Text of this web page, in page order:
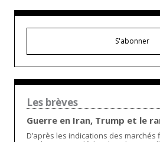
S'abonner
Les brèves
Guerre en Iran, Trump et le
D’après les indications des marchés